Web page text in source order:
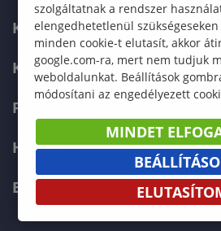
KARUNK
KÉPZÉSEK
FELVÉTELIZŐKNEK
HALLGATÓKNAK
ERASMUS+
szolgáltatnak a rendszer
elengedhetetlenül
minden cookie-t elutasít, akkor
google.com-ra, mert nem tudjuk
weboldalunkat. Beállítások
módosítani az engedélyezett
MINDET